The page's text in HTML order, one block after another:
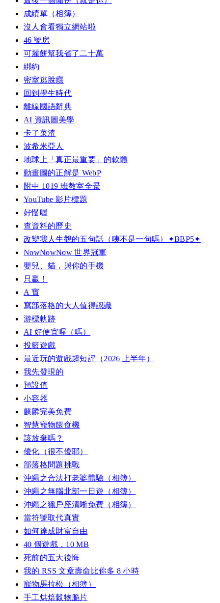
成績單（相簿）
沒人會看獨立網站啦
46 號房
可麗餅幫我省了二十萬
綁約
密室逃脫癮
回到學生時代
離線國語辭典
AI 資訊圖美學
卡了菜渣
波希米亞人
地球上「真正最重要」的軟體
動畫圖的正解是 WebP
附中 1019 班教室全景
YouTube 影片標題
好慢喔
查資料的歷史
改變我人生觀的五句話（咦不是一句嗎）✦BBP5✦
NowNowNow 世界冠軍
嬰兒、貓，與你的手機
只贏！
A 寶
寫部落格的大人值得認識
游標軌跡
AI 好便宜喔（嗎）
投籃遊戲
最近玩的遊戲超短評（2026 上半年）
我先發現的
預設值
小容器
麒麟完美免費
智慧寵物餵食機
該放棄嗎？
優化（很不優耶）
部落格問題挑戰
沖繩之合法打老婆體驗（相簿）
沖繩之無腦北部一日遊（相簿）
沖繩之獵戶座清晰免費（相簿）
當符號取代真實
如何達成財富自由
40 個遊戲，10 MB
死前的五大後悔
我的 RSS 文章壽命比你多 8 小時
寵物馬拉松（相簿）
手工烘焙穀物脆片